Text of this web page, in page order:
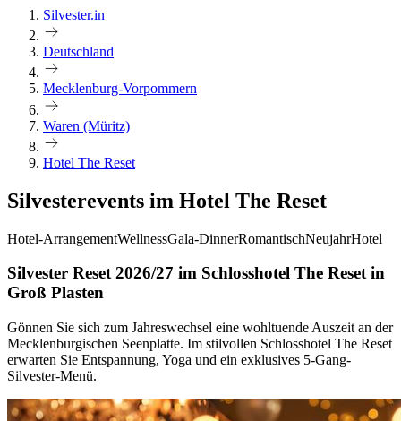
Silvester.in
Deutschland
Mecklenburg-Vorpommern
Waren (Müritz)
Hotel The Reset
Silvesterevents im Hotel The Reset
Hotel-ArrangementWellnessGala-DinnerRomantischNeujahrHotel
Silvester Reset 2026/27 im Schlosshotel The Reset in
Groß Plasten
Gönnen Sie sich zum Jahreswechsel eine wohltuende Auszeit an der
Mecklenburgischen Seenplatte. Im stilvollen Schlosshotel The Reset
erwarten Sie Entspannung, Yoga und ein exklusives 5-Gang-
Silvester-Menü.